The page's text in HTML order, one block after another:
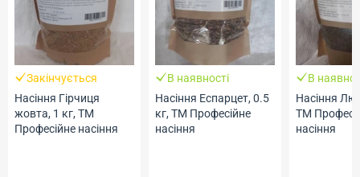
Закінчується
Насіння Гірчиця
жовта, 1 кг, ТМ
Професійне насіння
В наявності
Насіння Еспарцет, 0.5
кг, ТМ Професійне
насіння
В
Насіння
ТМ
насіння